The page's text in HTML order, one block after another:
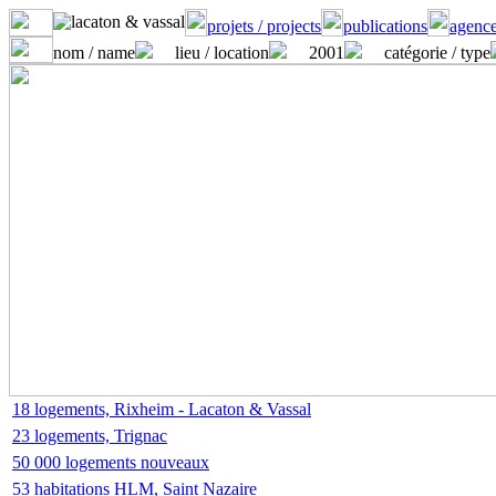
projets / projects publications
nom / name
lieu / location 2001 catégorie / type
18 logements, Rixheim - Lacaton & Vassal
23 logements, Trignac
50 000 logements nouveaux
53 habitations HLM, Saint Nazaire